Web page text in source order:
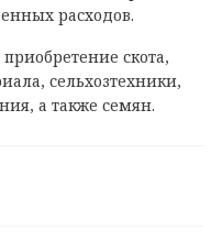
расходов.
скота,
сельхозтехники,
а также семян.